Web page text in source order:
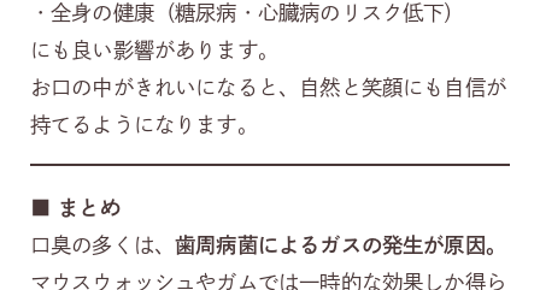
・全身の健康（糖尿病・心臓病のリスク低下）
にも良い影響があります。
お口の中がきれいになると、自然と笑顔にも自信が
持てるようになります。
まとめ
口臭の多くは、歯周病菌によるガスの発生が原因。
マウスウォッシュやガムでは一時的な効果しか得ら